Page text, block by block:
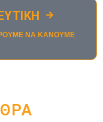
ΝΑ ΚΑΝΟΥΜΕ